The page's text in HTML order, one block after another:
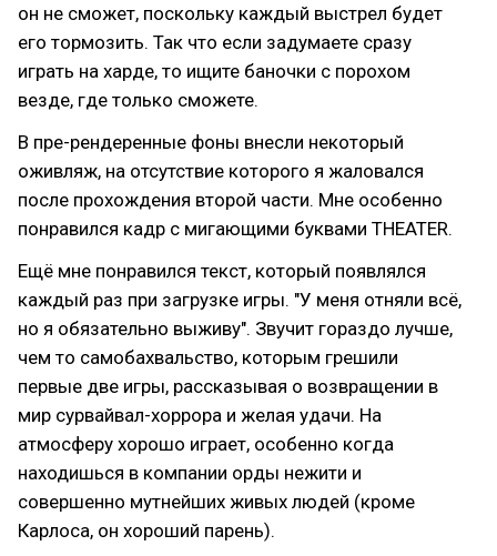
он не сможет, поскольку каждый выстрел будет
его тормозить. Так что если задумаете сразу
играть на харде, то ищите баночки с порохом
везде, где только сможете.
В пре-рендеренные фоны внесли некоторый
оживляж, на отсутствие которого я жаловался
после прохождения второй части. Мне особенно
понравился кадр с мигающими буквами THEATER.
Ещё мне понравился текст, который появлялся
каждый раз при загрузке игры. "У меня отняли всё,
но я обязательно выживу". Звучит гораздо лучше,
чем то самобахвальство, которым грешили
первые две игры, рассказывая о возвращении в
мир сурвайвал-хоррора и желая удачи. На
атмосферу хорошо играет, особенно когда
находишься в компании орды нежити и
совершенно мутнейших живых людей (кроме
Карлоса, он хороший парень).